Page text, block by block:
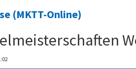
(MKTT-Online)